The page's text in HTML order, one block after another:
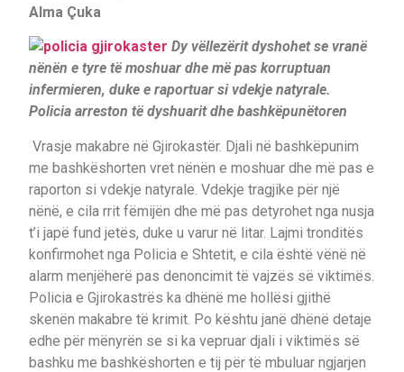
Alma Çuka
Dy vëllezërit dyshohet se vranë
nënën e tyre të moshuar dhe më pas korruptuan
infermieren, duke e raportuar si vdekje natyrale.
Policia arreston të dyshuarit dhe bashkëpunëtoren
Vrasje makabre në Gjirokastër. Djali në bashkëpunim
me bashkëshorten vret nënën e moshuar dhe më pas e
raporton si vdekje natyrale. Vdekje tragjike për një
nënë, e cila rrit fëmijën dhe më pas detyrohet nga nusja
t’i japë fund jetës, duke u varur në litar. Lajmi tronditës
konfirmohet nga Policia e Shtetit, e cila është vënë në
alarm menjëherë pas denoncimit të vajzës së viktimës.
Policia e Gjirokastrës ka dhënë me hollësi gjithë
skenën makabre të krimit. Po kështu janë dhënë detaje
edhe për mënyrën se si ka vepruar djali i viktimës së
bashku me bashkëshorten e tij për të mbuluar ngjarjen